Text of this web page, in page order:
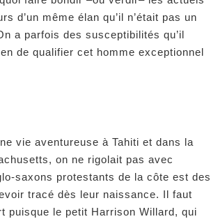
d’un même élan qu’il n’était pas un
a parfois des susceptibilités qu’il
de qualifier cet homme exceptionnel
vie aventureuse à Tahiti et dans la
on ne rigolait pas avec
saxons protestants de la côte est des
tracé dès leur naissance. Il faut
puisque le petit Harrison Willard, qui